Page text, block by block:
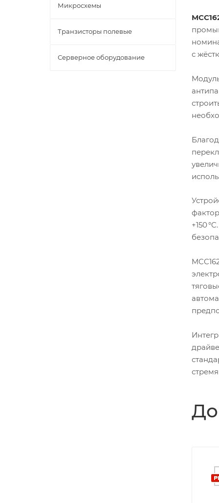
с
+150
Микросхемы
Транзисторы полевые
Серверное оборудование